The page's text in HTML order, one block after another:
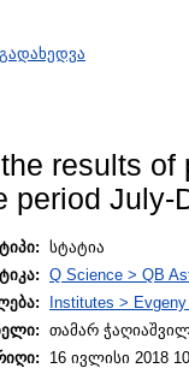
გადახედვა
results
period July-
სტატია
Q Science > QB
Institutes >
თამარ
16 ივლისი 2018